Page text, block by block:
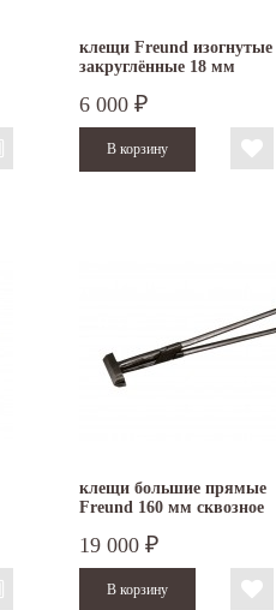
клещи Freund изогнутые
закруглённые 18 мм
6 000 ₽
клещи большие прямые
Freund 160 мм сквозное
19 000 ₽